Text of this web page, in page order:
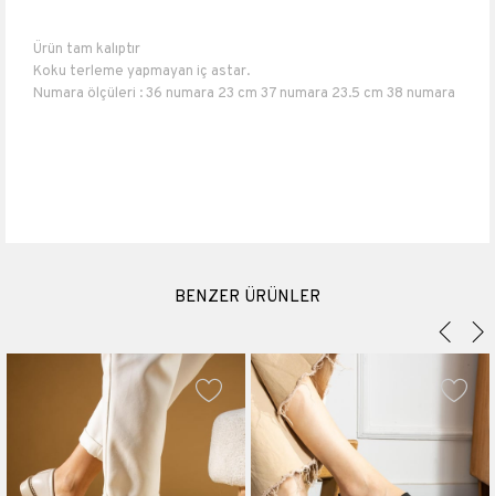
Ürün tam kalıptır
Koku terleme yapmayan iç astar.
Numara ölçüleri : 36 numara 23 cm 37 numara 23.5 cm 38 numara
BENZER ÜRÜNLER